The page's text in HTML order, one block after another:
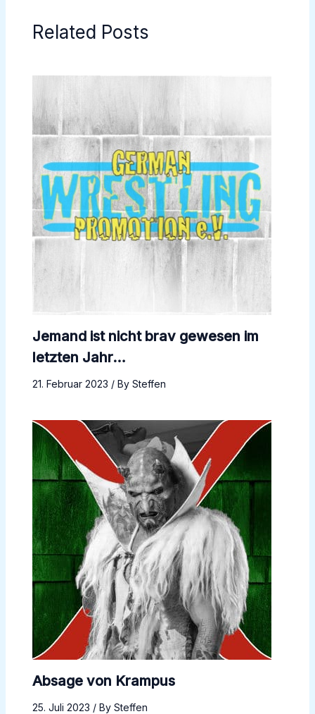
Related Posts
Jemand ist nicht brav gewesen im
letzten Jahr…
21. Februar 2023 / By Steffen
Absage von Krampus
25. Juli 2023 / By Steffen